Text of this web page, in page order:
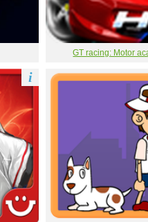
GT racing: Motor
i